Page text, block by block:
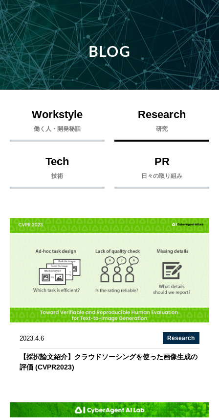
BLOG
Workstyle
働く人・開発秘話
Research
研究
Tech
技術
PR
日々の取り組み
2023.4.6 Research
【採択論文紹介】クラウドソーシングを使った画像生成の
評価 (CVPR2023)